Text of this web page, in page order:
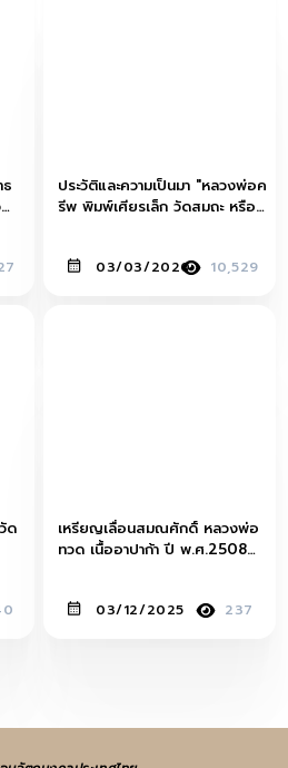
ประวัติและความเป็นมา "หลวงพ่อค
รีพ พิมพ์เศียรเล็ก วัดสมถะ หรือ
03/03/2020 10,529
ด
เหรียญเลื่อนสมณศักดิ์ หลวงพ่อ
ทวด เนื้ออาปาก้า ปี พ.ศ.2508
03/12/2025 237